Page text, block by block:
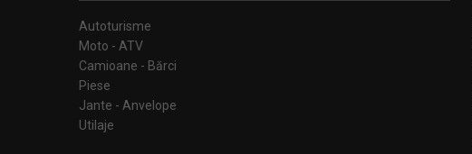
Autoturisme
Moto - ATV
Camioane - Bărci
Piese
Jante - Anvelope
Utilaje